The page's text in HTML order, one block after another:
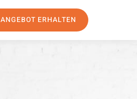
ANGEBOT ERHALTEN